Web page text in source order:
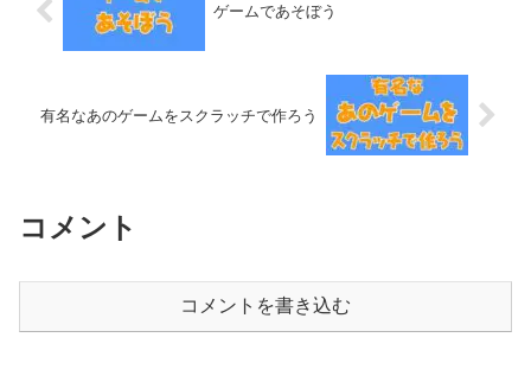
ゲームであそぼう
有名なあのゲームをスクラッチで作ろう
コメント
コメントを書き込む